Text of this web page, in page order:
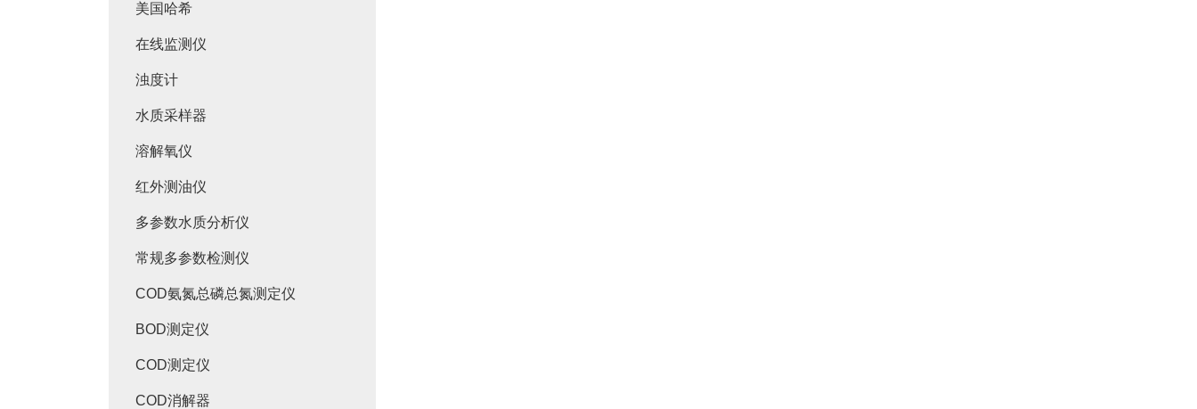
美国哈希
在线监测仪
浊度计
水质采样器
溶解氧仪
红外测油仪
多参数水质分析仪
常规多参数检测仪
COD氨氮总磷总氮测定仪
BOD测定仪
COD测定仪
COD消解器